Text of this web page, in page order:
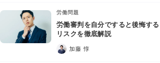
債務整理
AI Search Premium
掲載をご検討の弁護士の方へ
労働問題
労働審判を自分ですると後悔す
リスクを徹底解説
加藤 惇